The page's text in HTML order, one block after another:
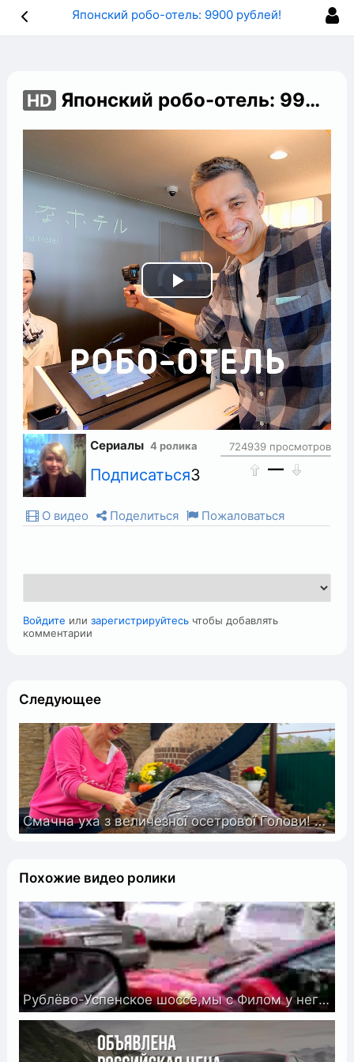
Японский робо-отель: 9900 рублей!
HD Японский робо-отель: 9900 рублей!
Play
Video
Сериалы 4 ролика
Подписаться3
724939 просмотров
—
О видео Поделиться Пожаловаться
Войдите илизарегистрируйтесь чтобы добавлять
комментарии
Следующее
Смачна уха з величезної осетрової Голови! Корисна рибна страва.
Похожие видео ролики
Рублёво-Успенское шоссе,мы с Филом у него на даче